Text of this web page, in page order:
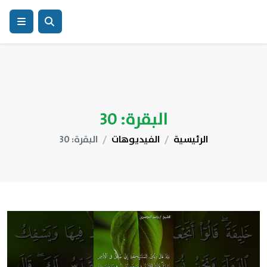
البقرة: 30
الرئيسية الفيديوهات البقرة: 30